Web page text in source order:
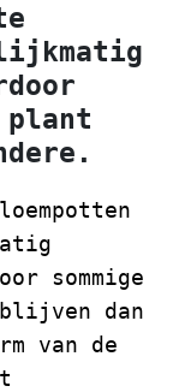
plant
sommige
dan
van de